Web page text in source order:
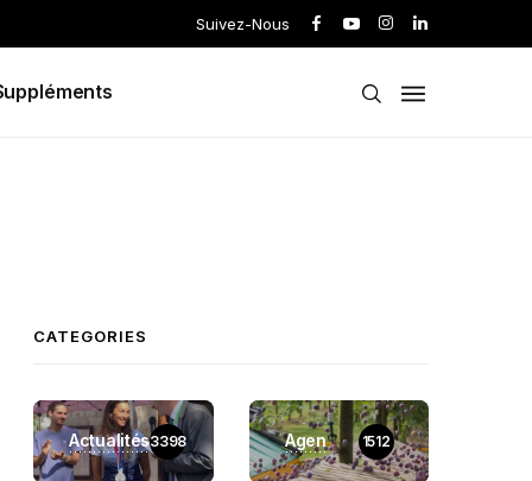
Suivez-Nous
CATEGORIES
Actualités3398 Agen 1512